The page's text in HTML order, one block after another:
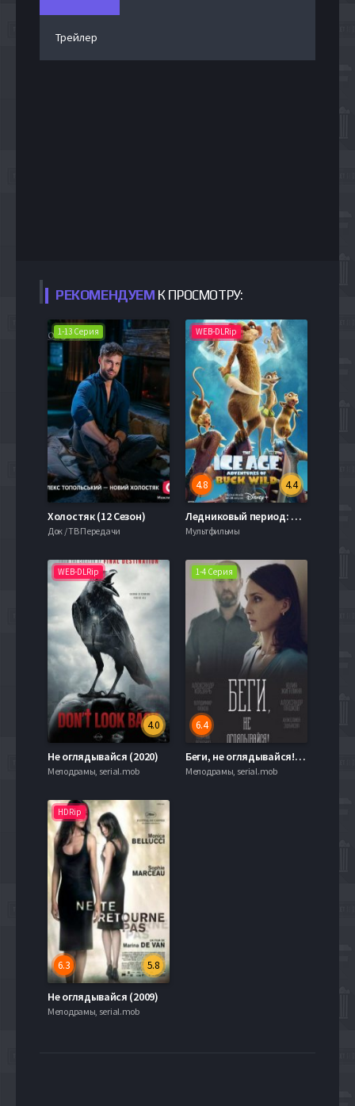
Трейлер
РЕКОМЕНДУЕМ К ПРОСМОТРУ:
1-13 Серия
Холостяк (12 Сезон)
Док / ТВ Передачи
WEB-DLRip
4.4
4.8
Ледниковый период: Приключения Бака (2022)
Мультфильмы
WEB-DLRip
4.0
Не оглядывайся (2020)
Мелодрамы, serial.mob
1-4 Серия
6.4
Беги, не оглядывайся! (2017)
Мелодрамы, serial.mob
HDRip
5.8
6.3
Не оглядывайся (2009)
Мелодрамы, serial.mob